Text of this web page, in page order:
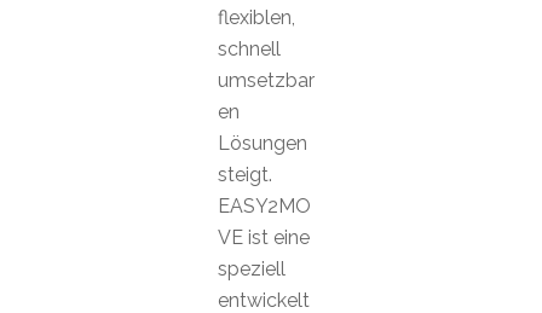
flexiblen,
schnell
umsetzbar
en
Lösungen
steigt.
EASY2MO
VE ist eine
speziell
entwickelt